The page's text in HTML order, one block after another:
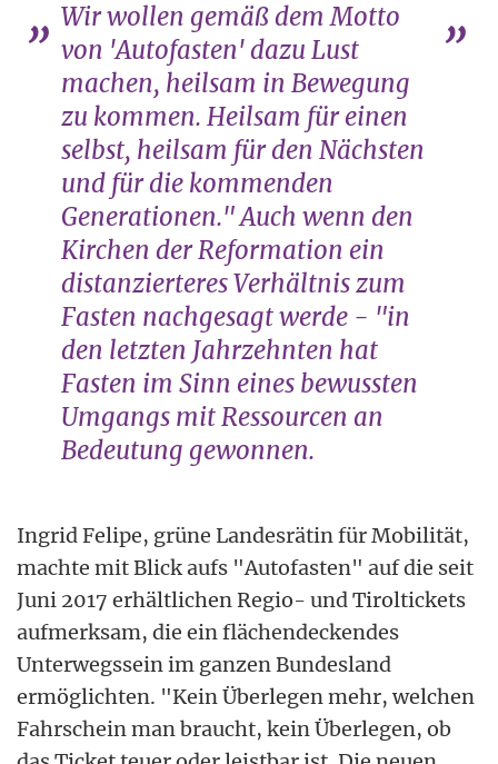
Wir wollen gemäß dem Motto
von 'Autofasten' dazu Lust
machen, heilsam in Bewegung
zu kommen. Heilsam für einen
selbst, heilsam für den Nächsten
und für die kommenden
Generationen." Auch wenn den
Kirchen der Reformation ein
distanzierteres Verhältnis zum
Fasten nachgesagt werde - "in
den letzten Jahrzehnten hat
Fasten im Sinn eines bewussten
Umgangs mit Ressourcen an
Bedeutung gewonnen.
Ingrid Felipe, grüne Landesrätin für Mobilität,
machte mit Blick aufs "Autofasten" auf die seit
Juni 2017 erhältlichen Regio- und Tiroltickets
aufmerksam, die ein flächendeckendes
Unterwegssein im ganzen Bundesland
ermöglichten. "Kein Überlegen mehr, welchen
Fahrschein man braucht, kein Überlegen, ob